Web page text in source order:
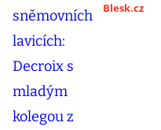
Blesk.cz